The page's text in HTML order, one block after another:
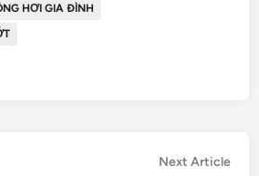
HƠI GIA ĐÌNH
Next Article